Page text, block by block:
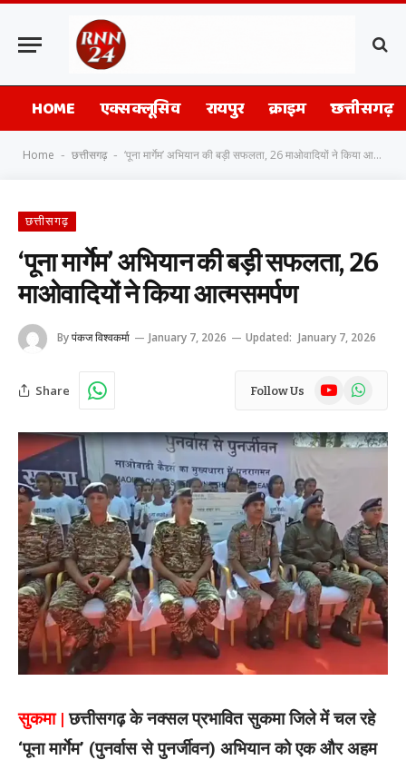
HOME एक्सक्लूसिव रायपुर क्राइम छत्तीसगढ़
Home - छत्तीसगढ़ - ‘पूना मार्गेम’ अभियान की बड़ी सफलता, 26 माओवादियों ने किया आत्मसमर्पण
छत्तीसगढ़
‘पूना मार्गेम’ अभियान की बड़ी सफलता, 26
माओवादियों ने किया आत्मसमर्पण
Byपंकज विश्वकर्मा January 7, 2026 Updated: January 7, 2026
Share Follow Us YouTubeWhatsApp
सुकमा | छत्तीसगढ़ के नक्सल प्रभावित सुकमा जिले में चल रहे
‘पूना मार्गेम’ (पुनर्वास से पुनर्जीवन) अभियान को एक और अहम